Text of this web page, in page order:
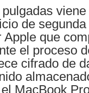
de
que
el proceso
cifrado de
MacBook